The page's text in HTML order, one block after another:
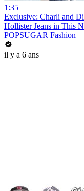
1:35
Exclusive: Charli and
Hollister Jeans in This
POPSUGAR Fashion
il y a 6 ans